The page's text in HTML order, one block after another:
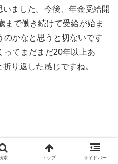
ました。今後、年金受給開
まで働き続けて受給が始ま
のかなと思うと切ないです
ってまだまだ20年以上あ
り返した感じですね。
索 トップ サイドバー